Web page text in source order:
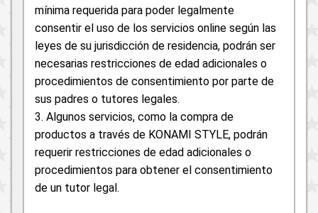
mínima requerida para poder legalmente
consentir el uso de los servicios online según las
leyes de su jurisdicción de residencia, podrán ser
necesarias restricciones de edad adicionales o
procedimientos de consentimiento por parte de
sus padres o tutores legales.
3. Algunos servicios, como la compra de
productos a través de KONAMI STYLE, podrán
requerir restricciones de edad adicionales o
procedimientos para obtener el consentimiento
de un tutor legal.